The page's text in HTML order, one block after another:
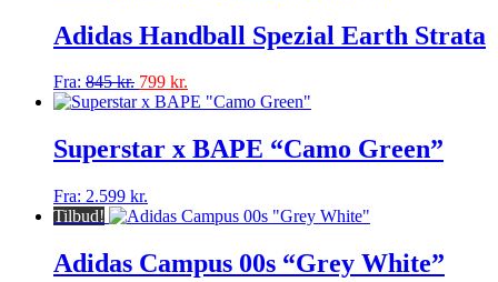
Adidas Handball Spezial Earth Strata
Fra: 845kr. 799 kr.
vare
flere
varianter.
vælges
varesiden
Superstar x BAPE “Camo Green”
Fra: 2.599 kr.
vare
flere
varianter.
Tilbud!
Adidas Campus 00s “Grey White”